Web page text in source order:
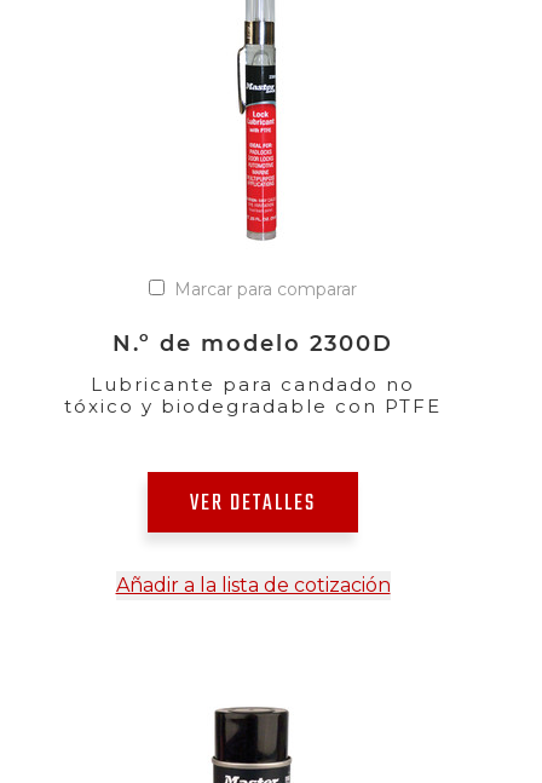
Marcar para comparar
N.º de modelo 2300D
Lubricante para candado no
tóxico y biodegradable con PTFE
VER DETALLES
Añadir a la lista de cotización